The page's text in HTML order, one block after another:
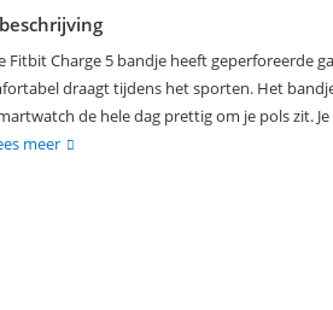
Fitbit Charge 5 bandje heeft geperforeerde
draagt tijdens het sporten. Het
de hele dag prettig om je pols zit.
meer